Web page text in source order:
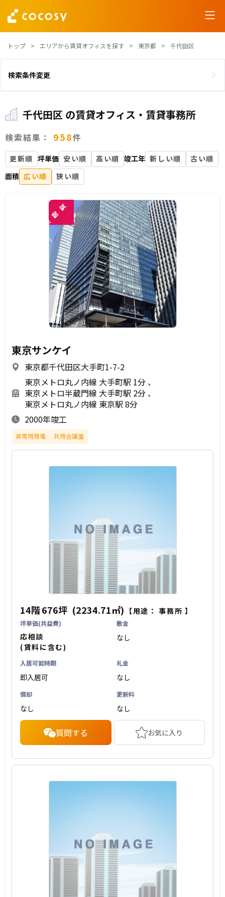
トップ エリアから賃貸オフィスを探す 東京都 千代田区
検索条件変更
千代田区 の賃貸オフィス・賃貸事務所
検索結果： 958件
更新順 坪単価 安い順 高い順 竣工年 新しい順
古い順
面積 広い順 狭い順
未
閲
覧
東京サンケイ
東京都千代田区大手町1-7-2
東京メトロ丸ノ内線 大手町駅 1分
東京メトロ半蔵門線 大手町駅 2分
東京メトロ丸ノ内線 東京駅 8分
2000年竣工
非常用発電 共用会議室
14階676坪 (2234.71㎡) 【用途：事務所 】
坪単価(共益費)
応相談
(賃料に含む)
敷金
なし
入居可能時期
即入居可
礼金
なし
償却
なし
更新料
なし
質問する お気に入り